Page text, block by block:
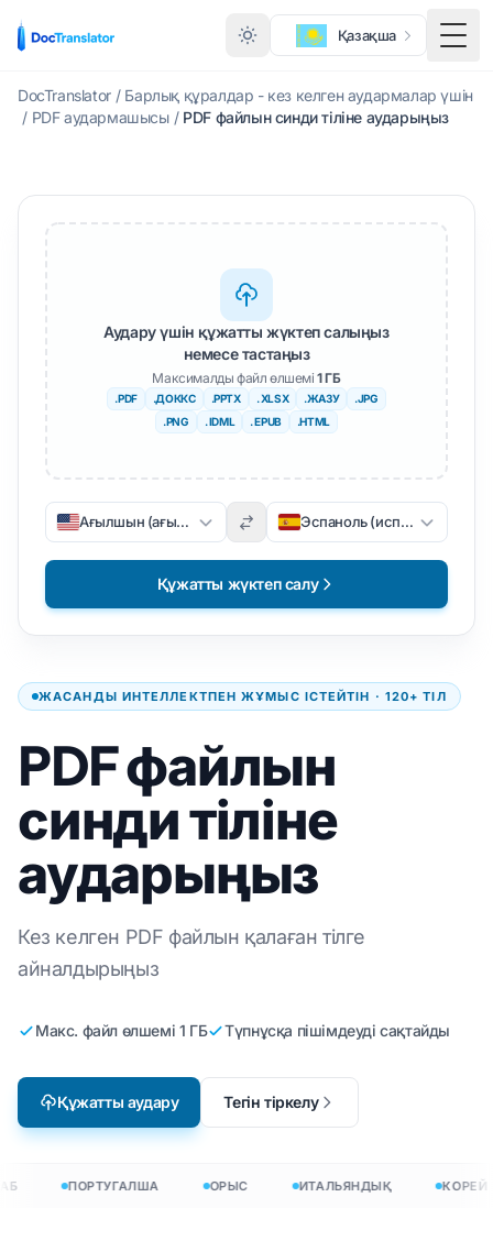
Қазақша
DocTranslator / Барлық құралдар - кез келген аудармалар үшін
/ PDF аудармашысы / PDF файлын синди тіліне аударыңыз
ЖАСАНДЫ ИНТЕЛЛЕКТПЕН ЖҰМЫС ІСТЕЙТІН · 120+ ТІЛ
PDF файлын
синди тіліне
аударыңыз
Кез келген PDF файлын қалаған тілге
айналдырыңыз
Макс. файл өлшемі 1 ГБ Түпнұсқа пішімдеуді сақтайды
Құжатты аудару Тегін тіркелу
Аудару үшін құжатты жүктеп салыңыз
немесе тастаңыз
Максималды файл өлшемі1 ГБ
.PDF .ДОККС .PPTX . XLSX .ЖАЗУ
.JPG
.PNG
. IDML . EPUB .HTML
Ағылшын (ағылшын) Эспаноль (испан)
Құжатты жүктеп салу
ПОРТУГАЛША ОРЫС ИТАЛЬЯНДЫҚ КОРЕЙ